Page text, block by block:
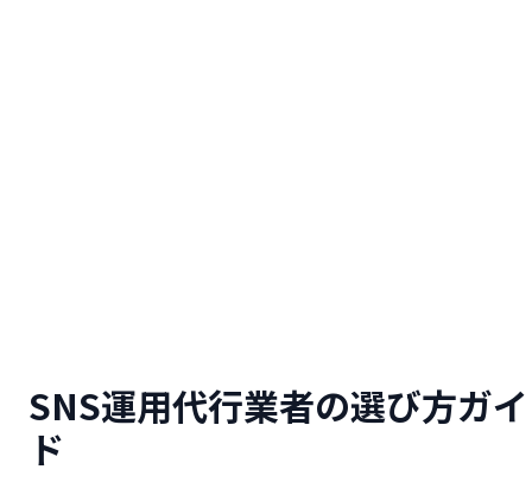
SNS運用代行業者の選び方ガイ
ド